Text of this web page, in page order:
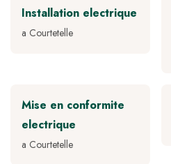
Installation electrique
a Courtetelle
Mise en conformite
electrique
a Courtetelle